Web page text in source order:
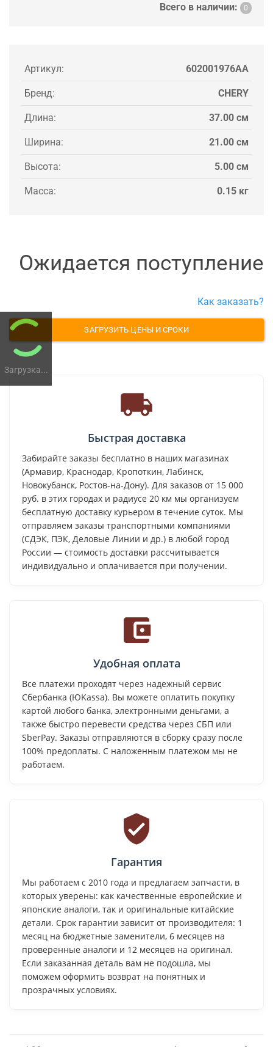
Загрузка...
Всего в наличии: 0
Артикул: 602001976AA
Бренд: CHERY
Длина: 37.00 см
Ширина: 21.00 см
Высота: 5.00 см
Масса: 0.15 кг
Ожидается поступление
Как заказать?
ЗАГРУЗИТЬ ЦЕНЫ И СРОКИ
Быстрая доставка
Забирайте заказы бесплатно в наших магазинах
(Армавир, Краснодар, Кропоткин, Лабинск,
Новокубанск, Ростов-на-Дону). Для заказов от 15 000
руб. в этих городах и радиусе 20 км мы организуем
бесплатную доставку курьером в течение суток. Мы
отправляем заказы транспортными компаниями
(СДЭК, ПЭК, Деловые Линии и др.) в любой город
России — стоимость доставки рассчитывается
индивидуально и оплачивается при получении.
Удобная оплата
Все платежи проходят через надежный сервис
Сбербанка (ЮKassa). Вы можете оплатить покупку
картой любого банка, электронными деньгами, а
также быстро перевести средства через СБП или
SberPay. Заказы отправляются в сборку сразу после
100% предоплаты. С наложенным платежом мы не
работаем.
Гарантия
Мы работаем с 2010 года и предлагаем запчасти, в
которых уверены: как качественные европейские и
японские аналоги, так и оригинальные китайские
детали. Срок гарантии зависит от производителя: 1
месяц на бюджетные заменители, 6 месяцев на
проверенные аналоги и 12 месяцев на оригинал.
Если заказанная деталь вам не подошла, мы
поможем оформить возврат на понятных и
прозрачных условиях.